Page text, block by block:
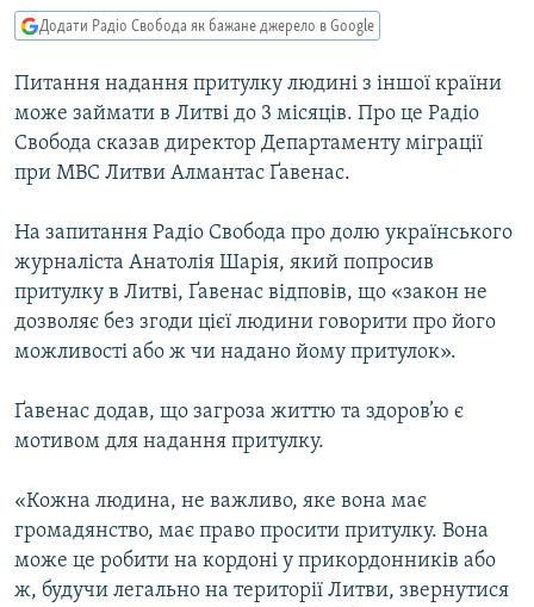
пошуку
УКРАЇНА
СВІТ
ТИ ЯК?
СХЕМИ
КИТАЙ.ВИКЛИКИ
МУЛЬТИМЕДІА
ФОТО
СПЕЦПРОЄКТИ
ПОДКАСТИ
РУС
УКР
Додати Радіо Свобода як бажане джерело в Google
Питання надання притулку людині з іншої країни
може займати в Литві до 3 місяців. Про це Радіо
Свобода сказав директор Департаменту міграції
при МВС Литви Алмантас Ґавенас.
На запитання Радіо Свобода про долю українського
журналіста Анатолія Шарія, який попросив
притулку в Литві, Ґавенас відповів, що «закон не
дозволяє без згоди цієї людини говорити про його
можливості або ж чи надано йому притулок».
Ґавенас додав, що загроза життю та здоров’ю є
мотивом для надання притулку.
«Кожна людина, не важливо, яке вона має
громадянство, має право просити притулку. Вона
може це робити на кордоні у прикордонників або
ж, будучи легально на території Литви, звернутися